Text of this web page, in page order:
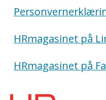
HRmagasinet på
HRmagasinet på